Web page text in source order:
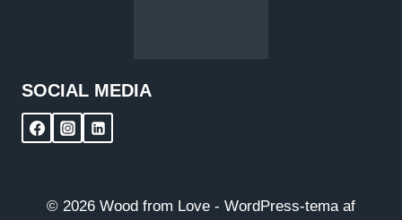
SOCIAL MEDIA
© 2026 Wood from Love - WordPress-tema af